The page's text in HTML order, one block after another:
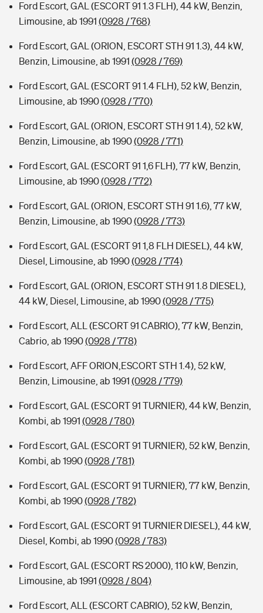
Ford Escort, GAL (ESCORT 91 1.3 FLH), 44 kW, Benzin,
Limousine, ab 1991 (0928 / 768)
Ford Escort, GAL (ORION, ESCORT STH 91 1.3), 44 kW,
Benzin, Limousine, ab 1991 (0928 / 769)
Ford Escort, GAL (ESCORT 91 1.4 FLH), 52 kW, Benzin,
Limousine, ab 1990(0928 / 770)
Ford Escort, GAL (ORION, ESCORT STH 91 1.4), 52 kW,
Benzin, Limousine, ab 1990(0928 / 771)
Ford Escort, GAL (ESCORT 91 1,6 FLH), 77 kW, Benzin,
Limousine, ab 1990(0928 / 772)
Ford Escort, GAL (ORION, ESCORT STH 91 1.6), 77 kW,
Benzin, Limousine, ab 1990(0928 / 773)
Ford Escort, GAL (ESCORT 91 1,8 FLH DIESEL), 44 kW,
Diesel, Limousine, ab 1990(0928 / 774)
Ford Escort, GAL (ORION, ESCORT STH 91 1.8 DIESEL),
44 kW, Diesel, Limousine, ab 1990(0928 / 775)
Ford Escort, ALL (ESCORT 91 CABRIO), 77 kW, Benzin,
Cabrio, ab 1990(0928 / 778)
Ford Escort, AFF ORION,ESCORT STH 1.4), 52 kW,
Benzin, Limousine, ab 1991 (0928 / 779)
Ford Escort, GAL (ESCORT 91 TURNIER), 44 kW, Benzin,
Kombi, ab 1991 (0928 / 780)
Ford Escort, GAL (ESCORT 91 TURNIER), 52 kW, Benzin,
Kombi, ab 1990(0928 / 781)
Ford Escort, GAL (ESCORT 91 TURNIER), 77 kW, Benzin,
Kombi, ab 1990(0928 / 782)
Ford Escort, GAL (ESCORT 91 TURNIER DIESEL), 44 kW,
Diesel, Kombi, ab 1990(0928 / 783)
Ford Escort, GAL (ESCORT RS 2000), 110 kW, Benzin,
Limousine, ab 1991 (0928 / 804)
Ford Escort, ALL (ESCORT CABRIO), 52 kW, Benzin,